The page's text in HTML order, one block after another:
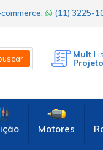
(11) 3225-
Mult
Motores